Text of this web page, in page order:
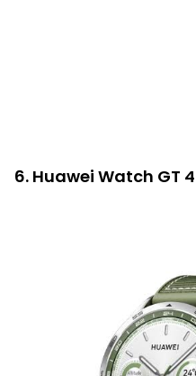
6. Huawei Watch GT 4